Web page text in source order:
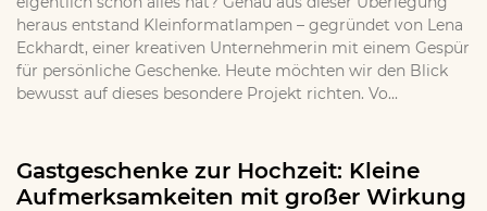
heraus entstand Kleinformatlampen – gegründet von Lena
Eckhardt, einer kreativen Unternehmerin mit einem Gespür
für persönliche Geschenke. Heute möchten wir den Blick
bewusst auf dieses besondere Projekt richten. Vo...
Gastgeschenke zur Hochzeit: Kleine
Aufmerksamkeiten mit großer Wirkung